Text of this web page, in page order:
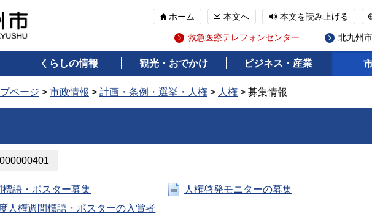
ホーム 本文へ 本文を読み上げる
救急医療テレフォンセンター 北九州
くらしの情報 観光・おでかけ ビジネス・産業
プページ > 市政情報 > 計画・条例・選挙・人権 > 人権 > 募集情報
標語・ポスター募集
人権啓発モニターの募集
人権週間標語・ポスターの入賞者